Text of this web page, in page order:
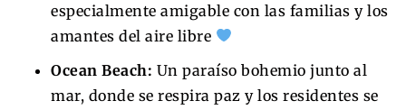
especialmente amigable con las familias y los
amantes del aire libre
Ocean Beach: Un paraíso bohemio junto al
mar, donde se respira paz y los residentes se